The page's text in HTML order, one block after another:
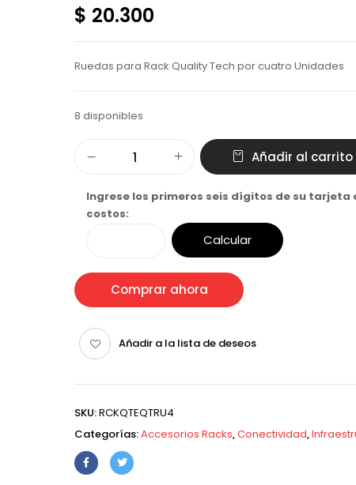
$ 20.300
Ruedas para Rack Quality Tech por cuatro Unidades
8 disponibles
Añadir al carrito
Ingrese los primeros seis dígitos de su
costos:
Calcular
Comprar ahora
Añadir a la lista de deseos
SKU:RCKQTEQTRU4
Categorías:Accesorios Racks,Conectividad,